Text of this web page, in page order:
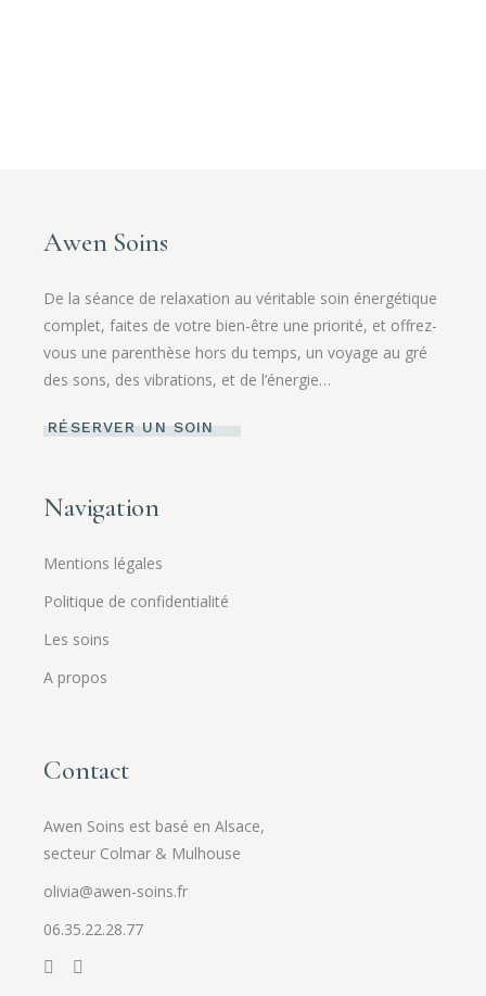
Awen Soins
De la séance de relaxation au véritable soin énergétique
complet, faites de votre bien-être une priorité, et offrez-
vous une parenthèse hors du temps, un voyage au gré
des sons, des vibrations, et de l’énergie…
RÉSERVER UN SOIN
Navigation
Mentions légales
Politique de confidentialité
Les soins
A propos
Contact
Awen Soins est basé en Alsace,
secteur Colmar & Mulhouse
olivia@awen-soins.fr
06.35.22.28.77